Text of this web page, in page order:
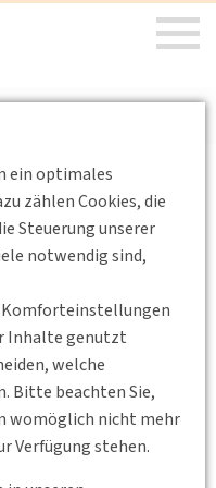
ein optimales
zählen Cookies, die
Steuerung unserer
notwendig sind,
Inhalte genutzt
welche
Bitte beachten Sie,
womöglich nicht mehr
Verfügung stehen.